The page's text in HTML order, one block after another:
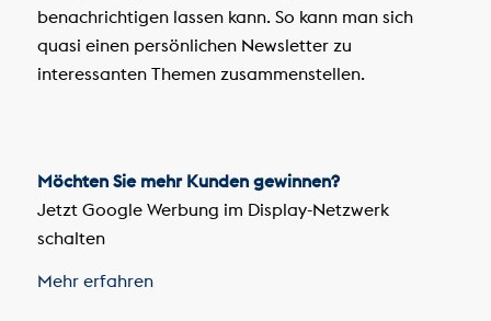
benachrichtigen lassen kann. So kann man sich
quasi einen persönlichen Newsletter zu
interessanten Themen zusammenstellen.
Möchten Sie mehr Kunden gewinnen?
Jetzt Google Werbung im Display-Netzwerk
schalten
Mehr erfahren